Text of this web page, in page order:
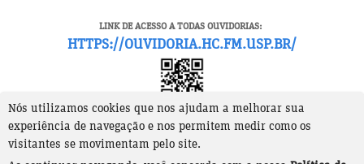
LINK DE ACESSO A TODAS OUVIDORIAS:
HTTPS://OUVIDORIA.HC.FM.USP.BR/
Nós utilizamos cookies que nos ajudam a melhorar sua
experiência de navegação e nos permitem medir como os
visitantes se movimentam pelo site.